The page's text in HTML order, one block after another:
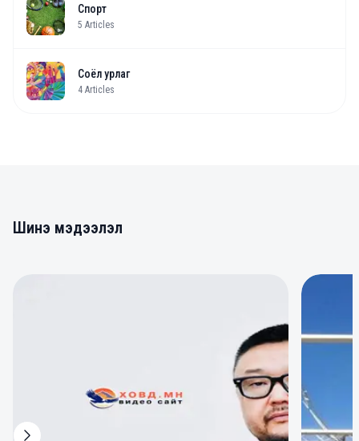
Спорт
5 Articles
Соёл урлаг
4 Articles
Шинэ мэдээлэл